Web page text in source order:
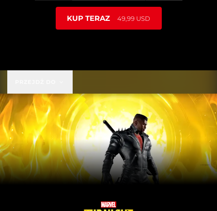
KUP TERAZ 49,99 USD